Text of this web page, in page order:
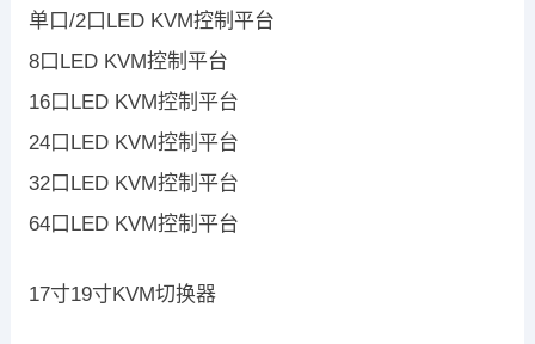
单口/2口LED KVM控制平台
8口LED KVM控制平台
16口LED KVM控制平台
24口LED KVM控制平台
32口LED KVM控制平台
64口LED KVM控制平台
17寸19寸KVM切换器